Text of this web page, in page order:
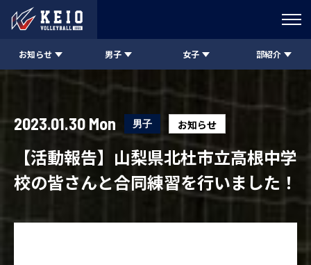
お知らせ 男子 女子 部紹介
2023.01.30 Mon 男子 お知らせ
【活動報告】山梨県北杜市立高根中学
校の皆さんと合同練習を行いました！